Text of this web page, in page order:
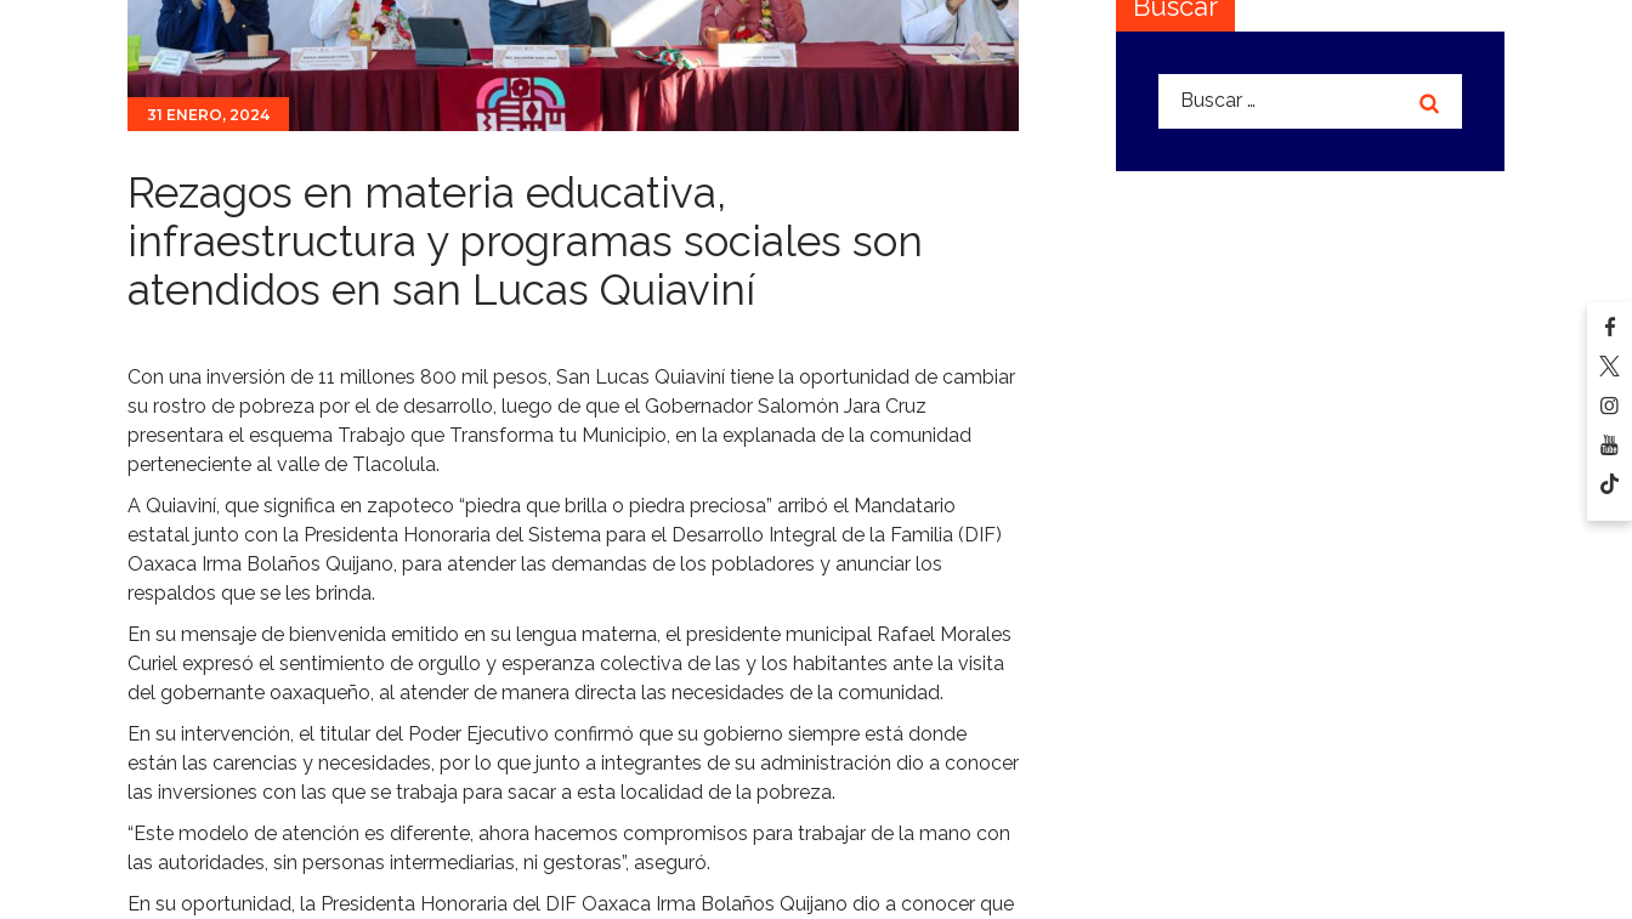
31 ENERO, 2024
Rezagos en materia educativa,
infraestructura y programas sociales son
atendidos en san Lucas Quiaviní
Con una inversión de 11 millones 800 mil pesos, San Lucas Quiaviní tiene la oportunidad de cambiar
su rostro de pobreza por el de desarrollo, luego de que el Gobernador Salomón Jara Cruz
presentara el esquema Trabajo que Transforma tu Municipio, en la explanada de la comunidad
perteneciente al valle de Tlacolula.
A Quiaviní, que significa en zapoteco “piedra que brilla o piedra preciosa” arribó el Mandatario
estatal junto con la Presidenta Honoraria del Sistema para el Desarrollo Integral de la Familia (DIF)
Oaxaca Irma Bolaños Quijano, para atender las demandas de los pobladores y anunciar los
respaldos que se les brinda.
En su mensaje de bienvenida emitido en su lengua materna, el presidente municipal Rafael Morales
Curiel expresó el sentimiento de orgullo y esperanza colectiva de las y los habitantes ante la visita
del gobernante oaxaqueño, al atender de manera directa las necesidades de la comunidad.
En su intervención, el titular del Poder Ejecutivo confirmó que su gobierno siempre está donde
están las carencias y necesidades, por lo que junto a integrantes de su administración dio a conocer
las inversiones con las que se trabaja para sacar a esta localidad de la pobreza.
“Este modelo de atención es diferente, ahora hacemos compromisos para trabajar de la mano con
las autoridades, sin personas intermediarias, ni gestoras”, aseguró.
En su oportunidad, la Presidenta Honoraria del DIF Oaxaca Irma Bolaños Quijano dio a conocer que
Buscar: